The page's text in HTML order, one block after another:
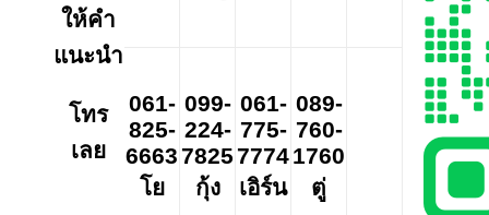
ให้คำ
แนะนำ
โทร
เลย
061-
825-
6663
โย
099-
224-
7825
กุ้ง
061-
775-
7774
เอิร์น
089-
760-
1760
ตู่